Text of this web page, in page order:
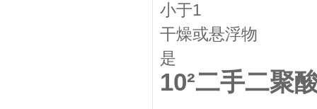
小于1
干燥或悬浮物
是
10²二手二聚